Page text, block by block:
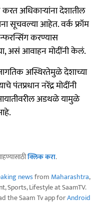
अधिकाऱ्यांना देशातील
सूचवल्या आहेत. वर्क फ्रॉम
करण्यास
असं आवाहन मोदींनी केलं.
अस्थिरतेमुळे देशाच्या
नरेंद्र मोदींनी
अडथळे यामुळे
क्लिक करा.
newsfrom Maharashtra,
Sports, Lifestyle at SaamTV.
the Saam Tv app forAndroid